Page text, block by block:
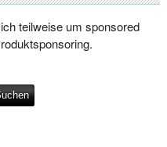
teilweise um sponsored